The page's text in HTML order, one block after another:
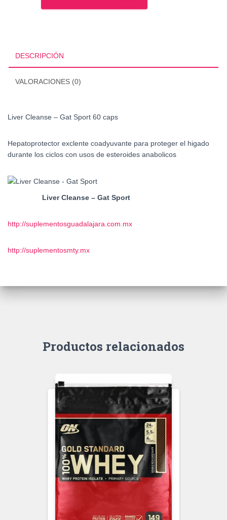
DESCRIPCIÓN
VALORACIONES (0)
Liver Cleanse – Gat Sport 60 caps
Hepatoprotector exclente coadyuvante para proteger el higado
durante los ciclos con usos de esteroides anabolicos
Liver Cleanse – Gat Sport
http://suplementosguadalajara.com.mx
http://suplementosmty.mx
Productos relacionados